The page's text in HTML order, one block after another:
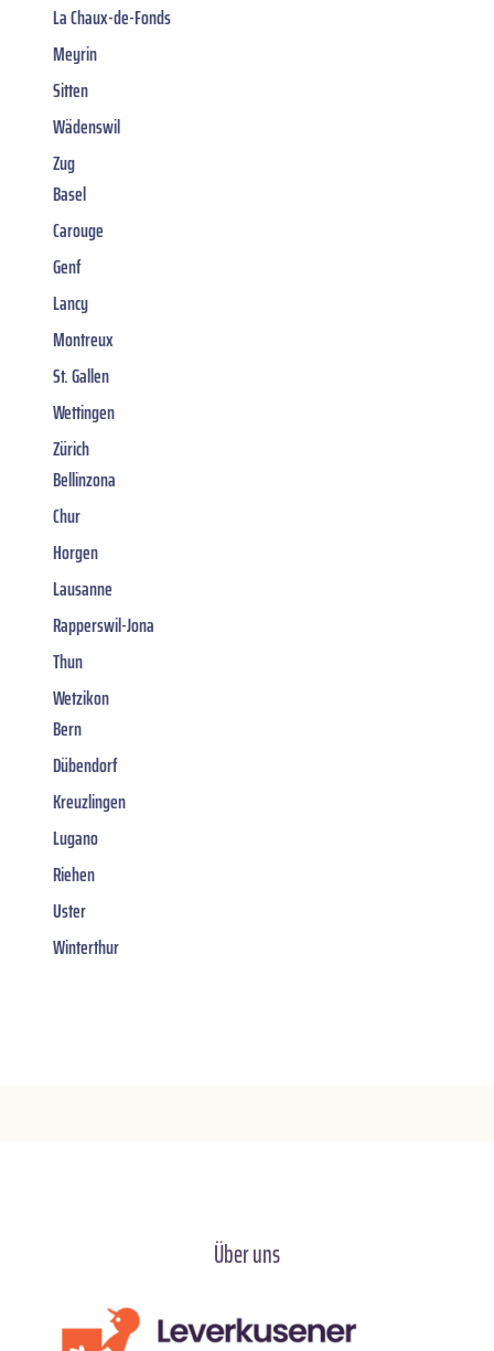
La Chaux-de-Fonds
Meyrin
Sitten
Wädenswil
Zug
Basel
Carouge
Genf
Lancy
Montreux
St. Gallen
Wettingen
Zürich
Bellinzona
Chur
Horgen
Lausanne
Rapperswil-Jona
Thun
Wetzikon
Bern
Dübendorf
Kreuzlingen
Lugano
Riehen
Uster
Winterthur
Über uns